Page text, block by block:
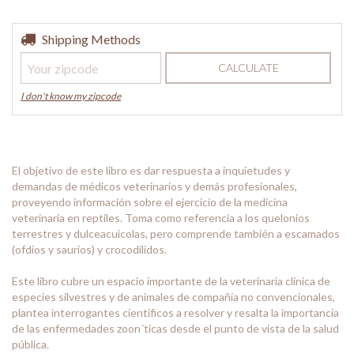
Shipping for zipcode:
Shipping Methods
CALCULATE
I don't know my zipcode
El objetivo de este libro es dar respuesta a inquietudes y
demandas de médicos veterinarios y demás profesionales,
proveyendo información sobre el ejercicio de la medicina
veterinaria en reptiles. Toma como referencia a los quelonios
terrestres y dulceacuícolas, pero comprende también a escamados
(ofdios y saurios) y crocodílidos.
Este libro cubre un espacio importante de la veterinaria clínica de
especies silvestres y de animales de compañía no convencionales,
plantea interrogantes científicos a resolver y resalta la importancia
de las enfermedades zoon´ticas desde el punto de vista de la salud
pública.